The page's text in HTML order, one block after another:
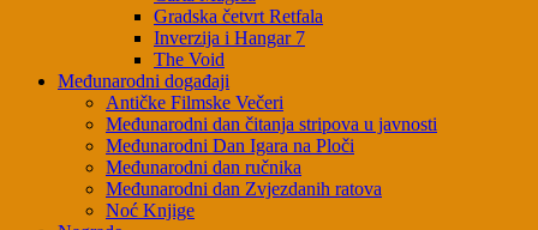
Gradska četvrt Retfala
Inverzija i Hangar 7
The Void
Međunarodni događaji
Antičke Filmske Večeri
Međunarodni dan čitanja stripova u javnosti
Međunarodni Dan Igara na Ploči
Međunarodni dan ručnika
Međunarodni dan Zvjezdanih ratova
Noć Knjige